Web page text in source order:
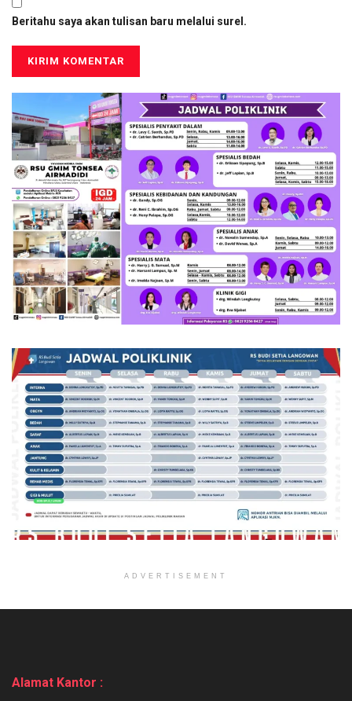
Beritahu saya akan tulisan baru melalui surel.
ADVERTISEMENT
Alamat Kantor :